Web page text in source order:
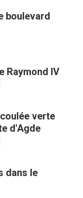
boulevard
Raymond IV
verte
d'Agde
dans le